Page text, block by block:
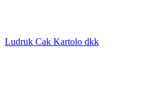
Ludruk Cak Kartolo dkk